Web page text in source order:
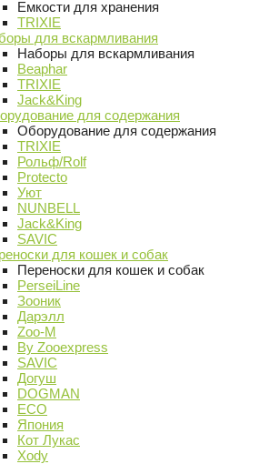
Емкости для хранения
TRIXIE
для вскармливания
Наборы для вскармливания
Beaphar
TRIXIE
Jack&King
для содержания
Оборудование для содержания
TRIXIE
Рольф/Rolf
Protecto
Уют
NUNBELL
Jack&King
SAVIC
для кошек и собак
Переноски для кошек и собак
PerseiLine
Зооник
Дарэлл
Zoo-M
By Zooexpress
SAVIC
Догуш
DOGMAN
ECO
Япония
Кот Лукас
Xody